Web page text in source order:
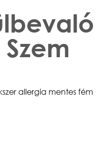
allergia mentes fém